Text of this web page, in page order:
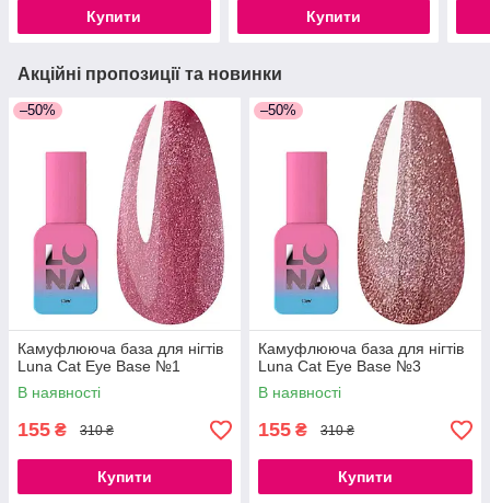
Купити Купити
Акційні пропозиції та новинки
–50%
Камуфлююча база для нігтів
Luna Cat Eye Base №1
В наявності
155 ₴ 310 ₴
Купити
–50%
Камуфлююча база для нігтів
Luna Cat Eye Base №3
В наявності
155 ₴ 310 ₴
Купити